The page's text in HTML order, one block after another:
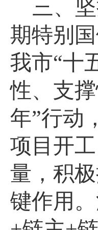
三、
期特别
我市“十
性、支
年”行动
项目开
量，积
键作用